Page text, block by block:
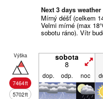
Next 3 days
Mírný déšť (celkem
Velmi mírné (max
sobotu ráno). Vítr
Výška
7464ft
5702ft
sobota
8
dop. odp. noc